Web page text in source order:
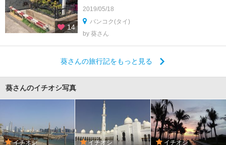
14
2019/05/18
バンコク(タイ)
by 葵さん
葵さんの旅行記をもっと見る
葵さんのイチオシ写真
イチオシ イチオシ イチオシ